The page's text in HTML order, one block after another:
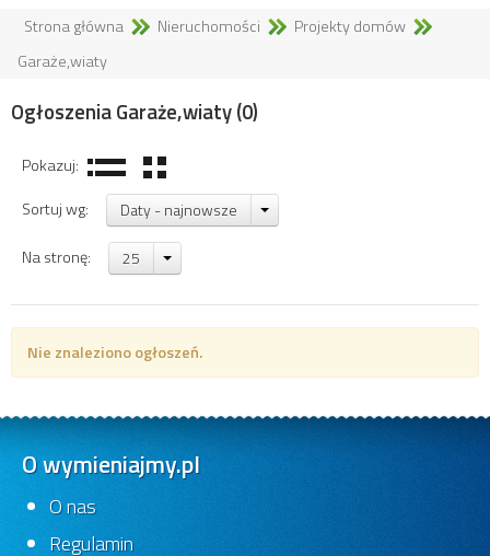
Strona główna Nieruchomości
Projekty domów
Garaże,wiaty
Ogłoszenia Garaże,wiaty(0)
Pokazuj:
Sortuj wg:
Daty - najnowsze
Na stronę: 25
Nie znaleziono ogłoszeń.
O wymieniajmy.pl
O nas
Regulamin